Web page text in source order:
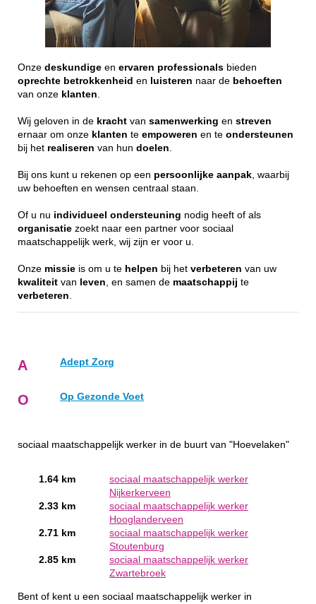
Onze deskundige en ervaren professionals bieden
oprechte betrokkenheid en luisteren naar de behoeften
van onze klanten
Wij geloven in de kracht van samenwerking en streven
ernaar om onze klanten te empoweren en te ondersteunen
bij het realiseren van hun doelen
Bij ons kunt u rekenen op een persoonlijke aanpak , waarbij
uw behoeften en wensen centraal staan.
Of u nu individueel ondersteuning nodig heeft of als
organisatie zoekt naar een partner voor sociaal
maatschappelijk werk, wij zijn er voor u.
Onze missie is om u te helpen bij het verbeteren van uw
kwaliteit van leven , en samen de maatschappij te
verbeteren
A Adept Zorg
O Op Gezonde Voet
sociaal maatschappelijk werker in de buurt van "Hoevelaken"
1.64 km
sociaal maatschappelijk werker
Nijkerkerveen
2.33 km
sociaal maatschappelijk werker
Hooglanderveen
2.71 km
sociaal maatschappelijk werker
Stoutenburg
2.85 km
sociaal maatschappelijk werker
Zwartebroek
Bent of kent u een sociaal maatschappelijk werker in